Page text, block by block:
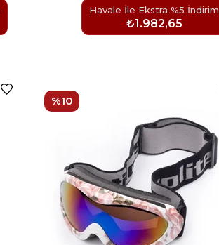
Havale İle Ekstra %5 İndirim
₺1.982,65
%10